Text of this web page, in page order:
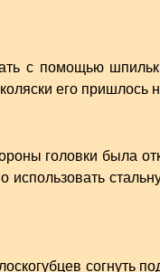
с помощью
его пришлось
головки была
согнуть